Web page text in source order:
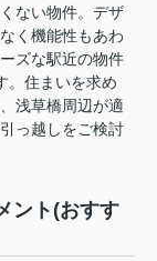
ない物件。デザ
く機能性もあわ
ズな駅近の物件
。住まいを求め
浅草橋周辺が適
っ越しをご検討
ント(おすす